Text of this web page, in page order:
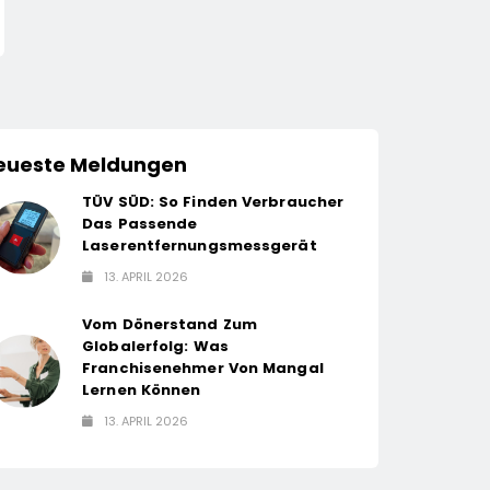
Meldungen
TÜV SÜD: So Finden Verbraucher
Das Passende
Laserentfernungsmessgerät
13. APRIL 2026
Vom Dönerstand Zum
Globalerfolg: Was
Franchisenehmer Von Mangal
Lernen Können
13. APRIL 2026